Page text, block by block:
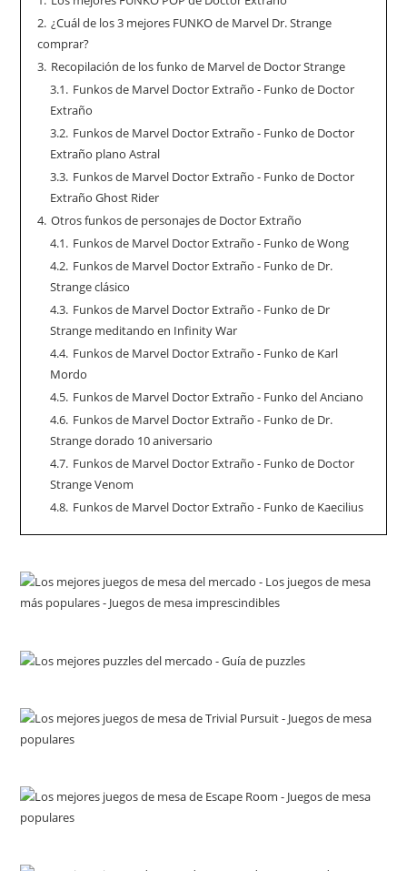
2. ¿Cuál de los 3 mejores FUNKO de Marvel Dr. Strange
comprar?
3. Recopilación de los funko de Marvel de Doctor Strange
3.1. Funkos de Marvel Doctor Extraño - Funko de Doctor
Extraño
3.2. Funkos de Marvel Doctor Extraño - Funko de Doctor
Extraño plano Astral
3.3. Funkos de Marvel Doctor Extraño - Funko de Doctor
Extraño Ghost Rider
4. Otros funkos de personajes de Doctor Extraño
4.1. Funkos de Marvel Doctor Extraño - Funko de Wong
4.2. Funkos de Marvel Doctor Extraño - Funko de Dr.
Strange clásico
4.3. Funkos de Marvel Doctor Extraño - Funko de Dr
Strange meditando en Infinity War
4.4. Funkos de Marvel Doctor Extraño - Funko de Karl
Mordo
4.5. Funkos de Marvel Doctor Extraño - Funko del Anciano
4.6. Funkos de Marvel Doctor Extraño - Funko de Dr.
Strange dorado 10 aniversario
4.7. Funkos de Marvel Doctor Extraño - Funko de Doctor
Strange Venom
4.8. Funkos de Marvel Doctor Extraño - Funko de Kaecilius